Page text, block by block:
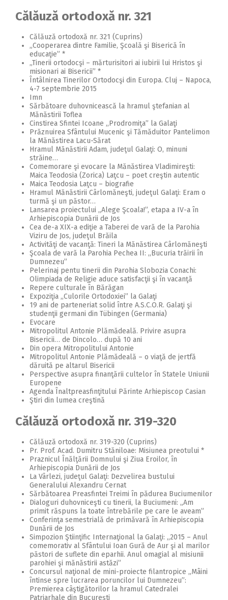
Călăuză ortodoxă nr. 321
Călăuză ortodoxă nr. 321 (Cuprins)
„Cooperarea dintre Familie, Şcoală şi Biserică în
educaţie” *
„Tinerii ortodocşi – mărturisitori ai iubirii lui Hristos şi
misionari ai Bisericii” *
Întâlnirea Tinerilor Ortodocşi din Europa. Cluj – Napoca,
4-7 septembrie 2015
Imn
Sărbătoare duhovnicească la hramul ştefanian al
Mănăstirii Toflea
Cinstirea Sfintei Icoane ,,Prodromiţa” la Galaţi
Prăznuirea Sfântului Mucenic şi Tămăduitor Pantelimon
la Mănăstirea Lacu-Sărat
Hramul Mănăstirii Adam, judeţul Galaţi: O, minuni
străine…
Comemorare şi evocare la Mănăstirea Vladimireşti:
Maica Teodosia (Zorica) Laţcu – poet creştin autentic
Maica Teodosia Laţcu – biografie
Hramul Mănăstirii Cârlomăneşti, judeţul Galaţi: Eram o
turmă şi un păstor…
Lansarea proiectului ,,Alege Şcoala!”, etapa a IV-a în
Arhiepiscopia Dunării de Jos
Cea de-a XIX-a ediţie a Taberei de vară de la Parohia
Viziru de Jos, judeţul Brăila
Activităţi de vacanţă: Tineri la Mănăstirea Cârlomăneşti
Şcoala de vară la Parohia Pechea II: ,,Bucuria trăirii în
Dumnezeu”
Pelerinaj pentu tinerii din Parohia Slobozia Conachi:
Olimpiada de Religie aduce satisfacţii şi în vacanţă
Repere culturale în Bărăgan
Expoziţia ,,Culorile Ortodoxiei” la Galaţi
19 ani de parteneriat solid între A.S.C.O.R. Galaţi şi
studenţii germani din Tübingen (Germania)
Evocare
Mitropolitul Antonie Plămădeală. Privire asupra
Bisericii… de Dincolo… după 10 ani
Din opera Mitropolitului Antonie
Mitropolitul Antonie Plămădeală – o viaţă de jertfă
dăruită pe altarul Bisericii
Perspective asupra finanţării cultelor în Statele Uniunii
Europene
Agenda Înaltpreasfinţitului Părinte Arhiepiscop Casian
Ştiri din lumea creştină
Călăuză ortodoxă nr. 319-320
Călăuză ortodoxă nr. 319-320 (Cuprins)
Pr. Prof. Acad. Dumitru Stăniloae: Misiunea preotului *
Praznicul Înălţării Domnului şi Ziua Eroilor, în
Arhiepiscopia Dunării de Jos
La Vârlezi, judeţul Galaţi: Dezvelirea bustului
Generalului Alexandru Cernat
Sărbătoarea Preasfintei Treimi în pădurea Buciumenilor
Dialoguri duhovniceşti cu tinerii, la Buciumeni: „Am
primit răspuns la toate întrebările pe care le aveam”
Conferinţa semestrială de primăvară în Arhiepiscopia
Dunării de Jos
Simpozion Ştiinţific Internaţional la Galaţi: ,,2015 – Anul
comemorativ al Sfântului Ioan Gură de Aur şi al marilor
păstori de suflete din eparhii. Anul omagial al misiunii
parohiei şi mănăstirii astăzi”
Concursul naţional de mini-proiecte filantropice ,,Mâini
întinse spre lucrarea poruncilor lui Dumnezeu”:
Premierea câştigătorilor la hramul Catedralei
Patriarhale din Bucureşti